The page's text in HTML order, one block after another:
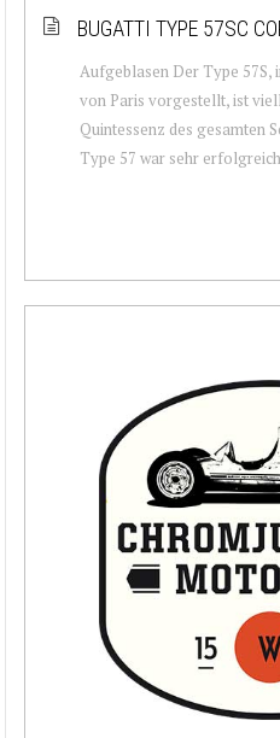
BUGATTI TYPE 57SC
Aufgeblasen Der Type 57S,
von Paris vorgestellt, ist
Quintessenz des gesamten
Type 57 war sehr